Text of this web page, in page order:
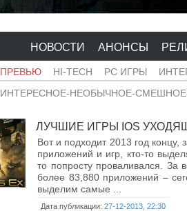
НОВОСТИ АНОНСЫ
ПРЕВЬЮ HI-TECH PC ИГРЫ
ИНТЕРЕСНОЕ-НЕОБЫЧНОЕ-
ЛУЧШИЕ ИГРЫ IOS
Вот и подходит 2013 год концу,
приложений и игр, кто-то
то попросту проваливался. За
более 83,880 приложений –
выделим самые ...
Дата публикации: 27-12-2013, 22:30